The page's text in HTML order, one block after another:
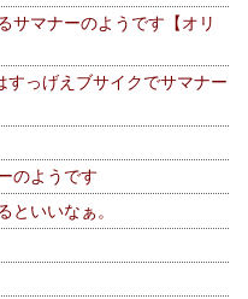
サマナーのようです【オリ
すっげえブサイクでサマナー
のようです
といいなぁ。